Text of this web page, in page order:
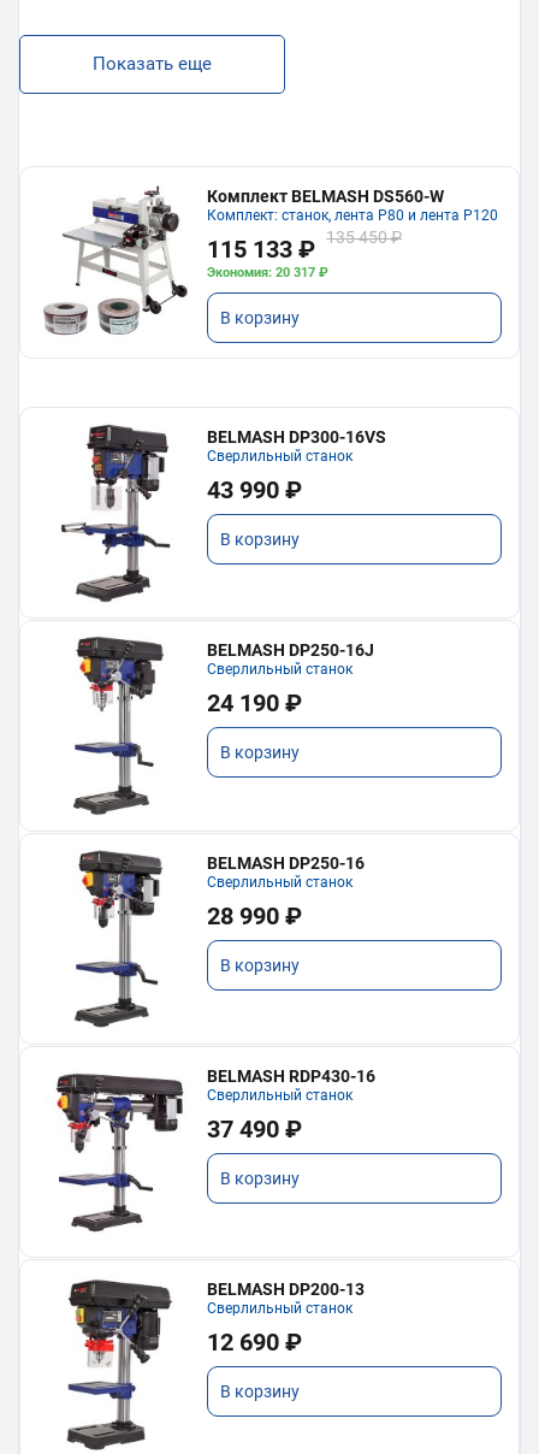
Показать еще
Комплект BELMASH DS560-W
Комплект: станок, лента P80 и лента P120
115 133 ₽ 135 450 ₽
Экономия: 20 317 ₽
В корзину
BELMASH DP300-16VS
Сверлильный станок
43 990 ₽
В корзину
BELMASH DP250-16J
Сверлильный станок
24 190 ₽
В корзину
BELMASH DP250-16
Сверлильный станок
28 990 ₽
В корзину
BELMASH RDP430-16
Сверлильный станок
37 490 ₽
В корзину
BELMASH DP200-13
Сверлильный станок
12 690 ₽
В корзину